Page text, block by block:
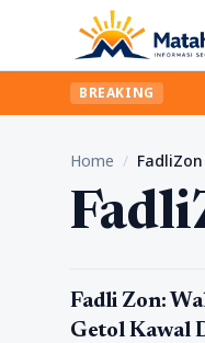
BREAKING
Home / FadliZon
Politik
Fadli Zon:
Getol Kawal